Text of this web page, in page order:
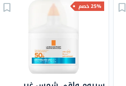
25% خصم